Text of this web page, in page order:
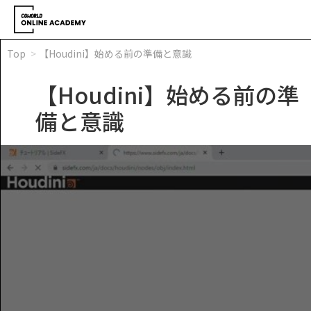
Top 【Houdini】始める前の準備と意識
【Houdini】始める前の準
備と意識